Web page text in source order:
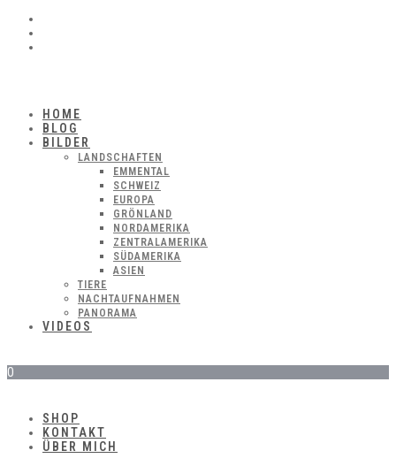
HOME
BLOG
BILDER
LANDSCHAFTEN
EMMENTAL
SCHWEIZ
EUROPA
GRÖNLAND
NORDAMERIKA
ZENTRALAMERIKA
SÜDAMERIKA
ASIEN
TIERE
NACHTAUFNAHMEN
PANORAMA
VIDEOS
0
SHOP
KONTAKT
ÜBER MICH